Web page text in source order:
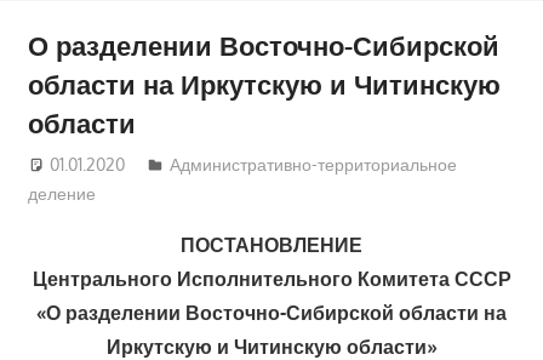
О разделении Восточно-Сибирской
области на Иркутскую и Читинскую
области
01.01.2020 Екатерина Аникина
Административно-территориальное
деление
ПОСТАНОВЛЕНИЕ
Центрального Исполнительного Комитета СССР
«О разделении Восточно-Сибирской области на
Иркутскую и Читинскую области»